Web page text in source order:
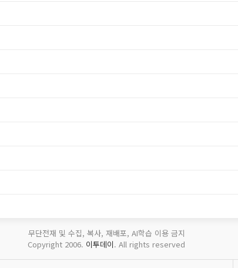
무단전재 및 수집, 복사, 재배포, AI학습 이용 금지
Copyright 2006. 이투데이. All rights reserved